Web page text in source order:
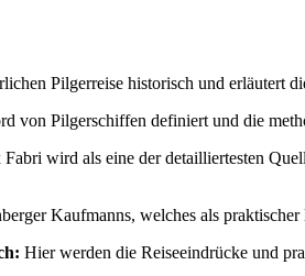
Pilgerreise historisch und
von Pilgerschiffen definiert und die
wird als eine der detailliertesten
Kaufmanns, welches als
Hier werden die Reiseeindrücke und